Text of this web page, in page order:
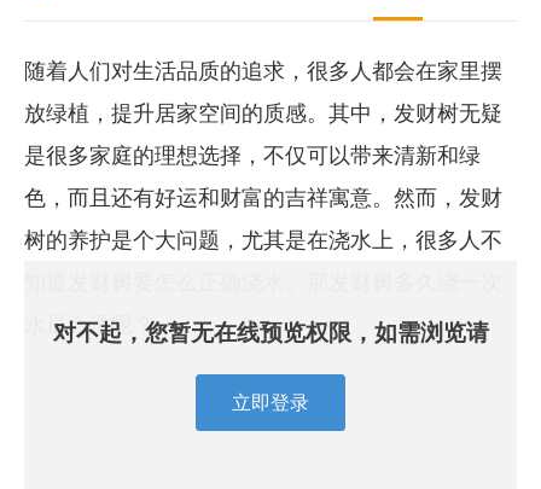
随着人们对生活品质的追求，很多人都会在家里摆
放绿植，提升居家空间的质感。其中，发财树无疑
是很多家庭的理想选择，不仅可以带来清新和绿
色，而且还有好运和财富的吉祥寓意。然而，发财
树的养护是个大问题，尤其是在浇水上，很多人不
水最合适呢？
对不起，您暂无在线预览权限，如需浏览请
立即登录